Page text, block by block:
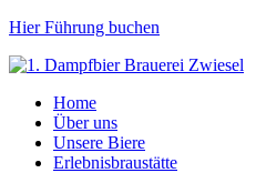
Hier Führung buchen
Home
Über uns
Unsere Biere
Erlebnisbraustätte